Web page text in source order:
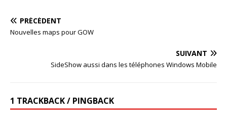
PRÉCÉDENT
Nouvelles maps pour GOW
SUIVANT
SideShow aussi dans les téléphones Windows Mobile
1 TRACKBACK / PINGBACK